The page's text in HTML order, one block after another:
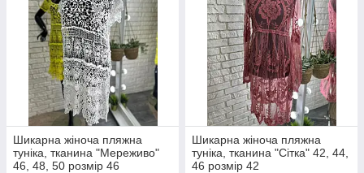
Шикарна жіноча пляжна
туніка, тканина "Мереживо"
46, 48, 50 розмір 46
Шикарна жіноча пляжна
туніка, тканина "Сітка" 42, 44,
46 розмір 42